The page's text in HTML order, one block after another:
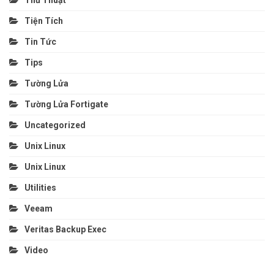
Tiện Tích
Tin Tức
Tips
Tường Lửa
Tường Lửa Fortigate
Uncategorized
Unix Linux
Unix Linux
Utilities
Veeam
Veritas Backup Exec
Video